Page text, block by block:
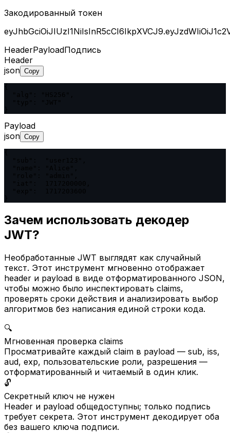
Закодированный токен
eyJhbGciOiJIUzI1NiIsInR5cCI6IkpXVCJ9.
HeaderPayloadПодпись
Header
json Copy
Payload
json Copy
Зачем использовать декодер
JWT?
Необработанные JWT выглядят как случайный
текст. Этот инструмент мгновенно отображает
header и payload в виде отформатированного JSON,
чтобы можно было инспектировать claims,
проверять сроки действия и анализировать выбор
алгоритмов без написания единой строки кода.
🔍
Мгновенная проверка claims
Просматривайте каждый claim в payload — sub, iss,
aud, exp, пользовательские роли, разрешения —
отформатированный и читаемый в один клик.
🔓
Секретный ключ не нужен
Header и payload общедоступны; только подпись
требует секрета. Этот инструмент декодирует оба
без вашего ключа подписи.